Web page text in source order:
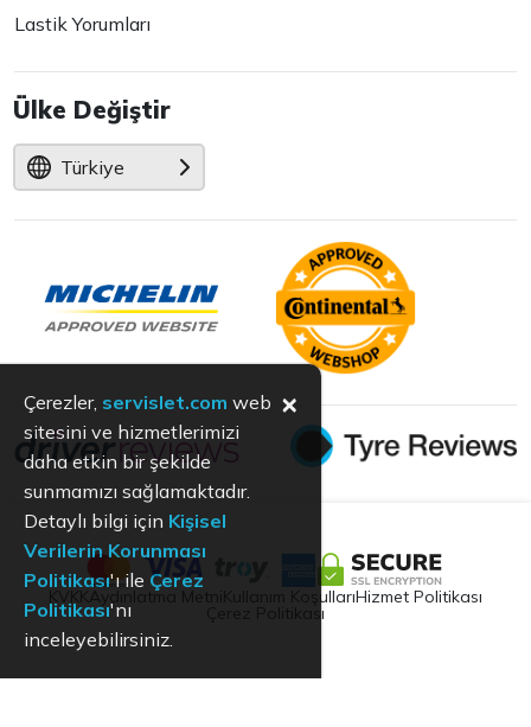
Lastik Yorumları
Ülke Değiştir
Türkiye
Aydınlatma Metni Kullanım KoşullarıHizmet Politikası
Çerez Politikası
Çerezler, servislet.com web
sitesini ve hizmetlerimizi
daha etkin bir şekilde
sunmamızı sağlamaktadır.
Detaylı bilgi için Kişisel
Verilerin Korunması
Politikası'ı ile Çerez
Politikası'nı
inceleyebilirsiniz.
×